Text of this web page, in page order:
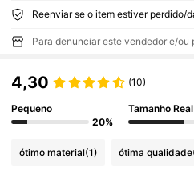
Para denunciar este vendedor e/ou
4,30 (10)
Pequeno
20%
Tamanho Real
ótimo material(1) ótima qualidade